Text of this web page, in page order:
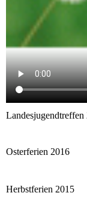
Landesjugendtreffen
Osterferien 2016
Herbstferien 2015